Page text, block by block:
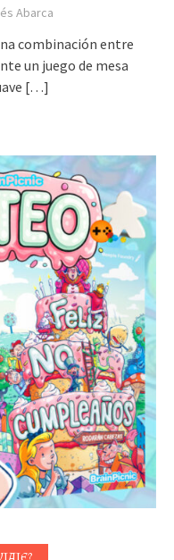
Abarca
combinación entre
un juego de mesa
[…]